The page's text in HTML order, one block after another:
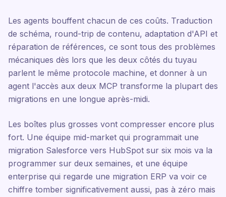
Les agents bouffent chacun de ces coûts. Traduction
de schéma, round-trip de contenu, adaptation d'API et
réparation de références, ce sont tous des problèmes
mécaniques dès lors que les deux côtés du tuyau
parlent le même protocole machine, et donner à un
agent l'accès aux deux MCP transforme la plupart des
migrations en une longue après-midi.
Les boîtes plus grosses vont compresser encore plus
fort. Une équipe mid-market qui programmait une
migration Salesforce vers HubSpot sur six mois va la
programmer sur deux semaines, et une équipe
enterprise qui regarde une migration ERP va voir ce
chiffre tomber significativement aussi, pas à zéro mais